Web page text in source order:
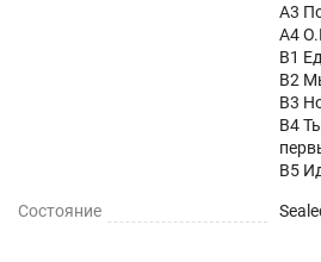
A3
A4
B1
B2
B3
B4
B5
Состояние